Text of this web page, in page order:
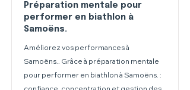
Préparation mentale pour
performer en biathlon à
Samoëns.
Améliorez vos performances à
Samoëns.. Grâce à préparation mentale
pour performer en biathlon à Samoëns. :